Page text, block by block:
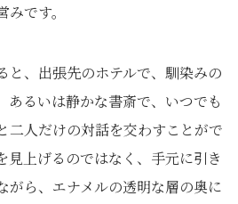
です。
と、出張先のホテルで、馴染みの
あるいは静かな書斎で、いつでも
二人だけの対話を交わすことがで
見上げるのではなく、手元に引き
がら、エナメルの透明な層の奥に